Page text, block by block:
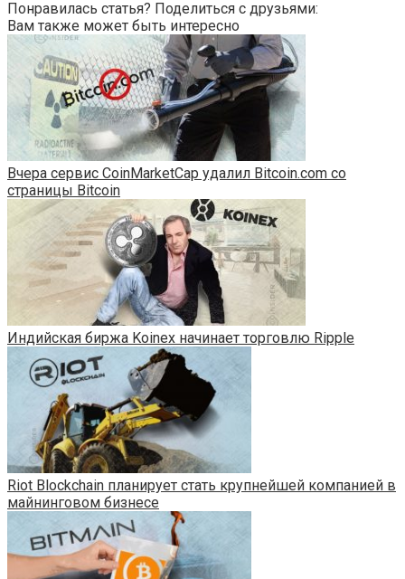
Понравилась статья? Поделиться с друзьями:
Вам также может быть интересно
Вчера сервис CoinMarketCap удалил Bitcoin.com со
страницы Bitcoin
Индийская биржа Koinex начинает торговлю Ripple
Riot Blockchain планирует стать крупнейшей компанией в
майнинговом бизнесе